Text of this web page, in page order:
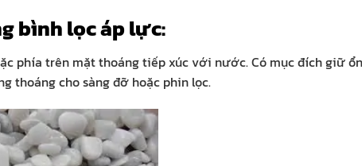
bình lọc áp lực:
phía trên mặt thoáng tiếp xúc với nước. Có mục đích giữ
thoáng cho sàng đỡ hoặc phin lọc.